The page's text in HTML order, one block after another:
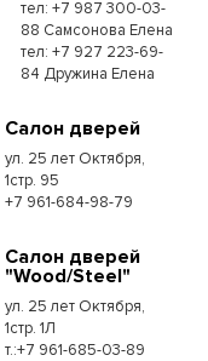
тел: +7 987 300-03-
88 Самсонова Елена
тел: +7 927 223-69-
84 Дружина Елена
Салон дверей
ул. 25 лет Октября,
1стр. 95
+7 961-684-98-79
Салон дверей
"Wood/Steel"
ул. 25 лет Октября,
1стр. 1Л
т.:+7 961-685-03-89